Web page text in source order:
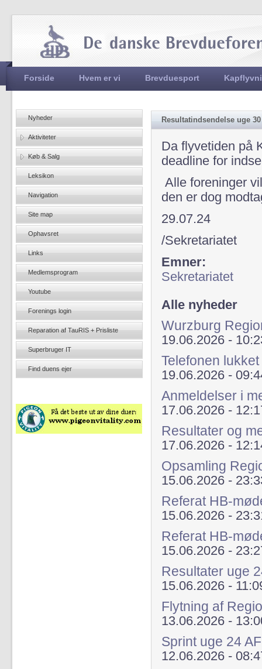
Hovedmenu
Forside Hvem er vi Brevduesport
Resultatindsendelse uge 30
Da flyvetiden på
deadline for
Alle foreninger
den er dog
29.07.24
/Sekretariatet
Emner:
Sekretariatet
Alle nyheder
Wurzburg
19.06.2026 -
Telefonen
19.06.2026 -
Anmeldelser i
17.06.2026 -
Resultater og
17.06.2026 -
Opsamling
15.06.2026 -
Referat HB-
15.06.2026 -
Referat HB-
15.06.2026 -
Resultater uge
15.06.2026 -
Flytning af
13.06.2026 -
Sprint uge 24
12.06.2026 -
Nyheder
Aktiviteter
Køb & Salg
Leksikon
Navigation
Site map
Ophavsret
Links
Medlemsprogram
Youtube
Forenings login
Reparation af TauRIS + Prisliste
Superbruger IT
Find duens ejer